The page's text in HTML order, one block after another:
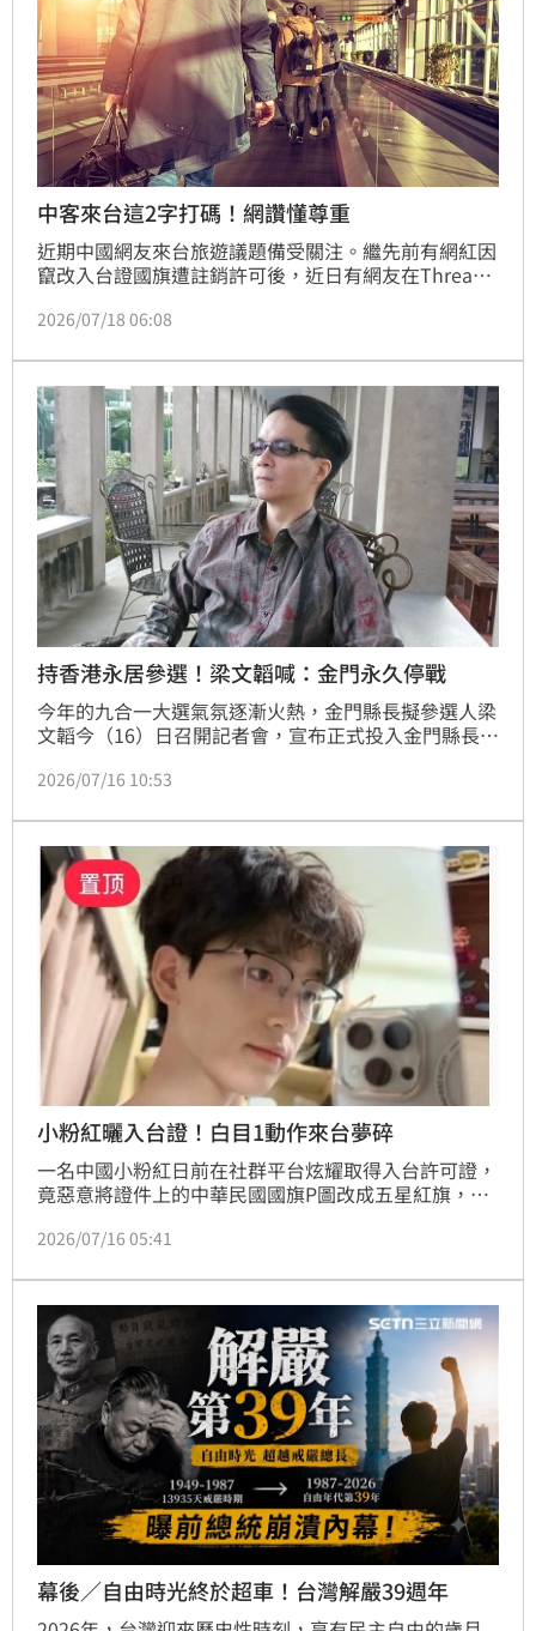
中客來台這2字打碼！網讚懂尊重
近期中國網友來台旅遊議題備受關注。繼先前有網紅因
竄改入台證國旗遭註銷許可後，近日有網友在Threads
字樣中的「中國」二字打碼，此舉展現對台灣的尊重，
明對比，這些友善舉動被視為良性互動的典範。許多台
灣民眾紛紛留言表示歡迎，不僅熱情推薦滷肉飯等在地
美食，更強調「你尊重我，我尊重你」的對等互動原
則。專家指
2026/07/18 06:08
持香港永居參選！梁文韜喊：金門永久停戰
今年的九合一大選氣氛逐漸火熱，金門縣長擬參選人梁
文韜今（16）日召開記者會，宣布正式投入金門縣長選
金門成立自治區並推動金門非軍事化發展。
2026/07/16 10:53
小粉紅曬入台證！白目1動作來台夢碎
一名中國小粉紅日前在社群平台炫耀取得入台許可證，
竟惡意將證件上的中華民國國旗P圖改成五星紅旗，並
見狀立即向移民署檢舉。15日最新進度曝光，該名小粉
並管制來台。對此，大批網友拍手叫好，直呼「自己國
家尊嚴自己鞏固」，痛批這種刻意吃台灣豆腐的行為活
該被撤銷資格。此次事件展現台灣維護主權與法律尊嚴
的堅定立場，也
2026/07/16 05:41
幕後／自由時光終於超車！台灣解嚴39週年